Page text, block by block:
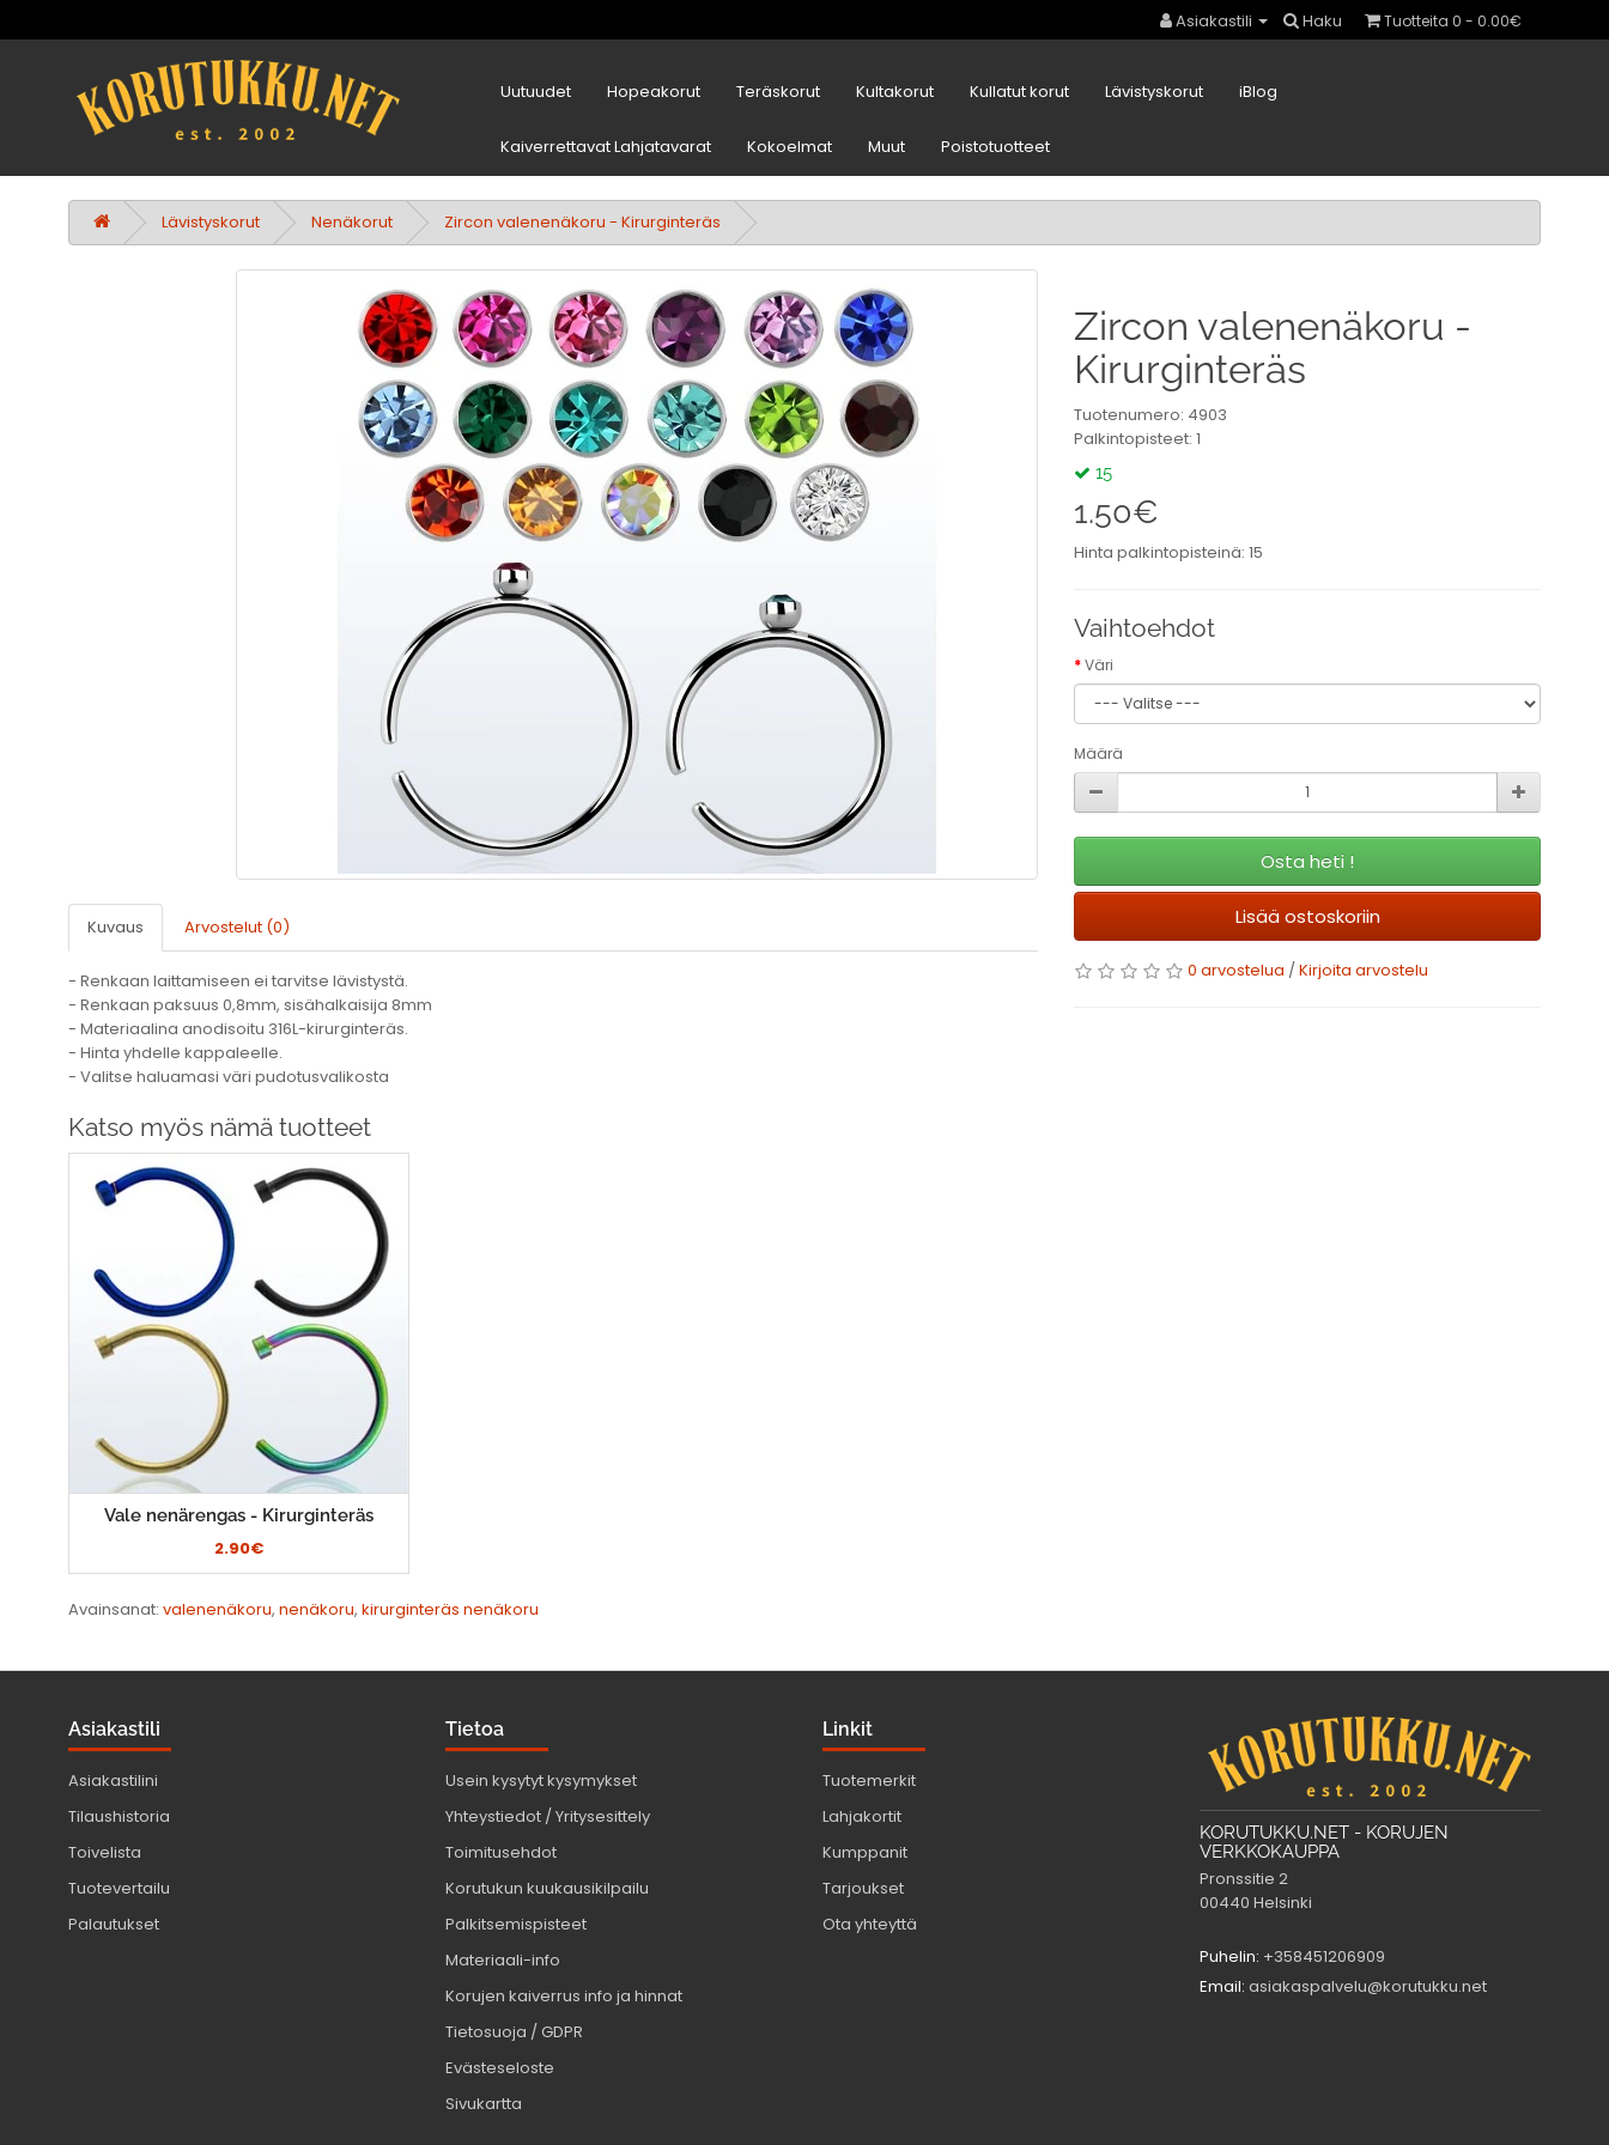
Asiakastili Haku Tuotteita 0 - 0.00€
Uutuudet Hopeakorut Teräskorut Kultakorut Kullatut korut Lävistyskorut iBlog
Kaiverrettavat Lahjatavarat Kokoelmat Muut Poistotuotteet
Lävistyskorut Nenäkorut Zircon valenenäkoru - Kirurginteräs
Kuvaus Arvostelut (0)
- Renkaan laittamiseen ei tarvitse lävistystä.
- Renkaan paksuus 0,8mm, sisähalkaisija 8mm
- Materiaalina anodisoitu 316L-kirurginteräs.
- Hinta yhdelle kappaleelle.
- Valitse haluamasi väri pudotusvalikosta
Zircon valenenäkoru -
Kirurginteräs
Tuotenumero: 4903
Palkintopisteet: 1
15
1.50€
Hinta palkintopisteinä: 15
Vaihtoehdot
Väri
Määrä
Osta heti !
Lisää ostoskoriin
0 arvostelua / Kirjoita arvostelu
Katso myös nämä tuotteet
Vale nenärengas - Kirurginteräs
2.90€
Avainsanat: valenenäkoru, nenäkoru, kirurginteräs nenäkoru
Asiakastili
Asiakastilini
Tilaushistoria
Toivelista
Tuotevertailu
Palautukset
Tietoa
Usein kysytyt kysymykset
Yhteystiedot / Yritysesittely
Toimitusehdot
Korutukun kuukausikilpailu
Palkitsemispisteet
Materiaali-info
Korujen kaiverrus info ja hinnat
Tietosuoja / GDPR
Evästeseloste
Sivukartta
Linkit
Tuotemerkit
Lahjakortit
Kumppanit
Tarjoukset
Ota yhteyttä
KORUTUKKU.NET - KORUJEN
VERKKOKAUPPA
Pronssitie 2
00440 Helsinki
Puhelin: +358451206909
Email: asiakaspalvelu@korutukku.net